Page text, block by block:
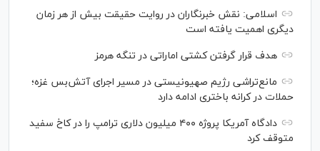
اسلامی: نقش خبرنگاران در روایت حقیقت بیش از هر زمان
دیگری اهمیت یافته است
هدف قرار گرفتن کشتی اماراتی در تنگه هرمز
مانع‌تراشی رژیم صهیونیستی در مسیر اجرای آتش‌بس غزه؛
حملات در کرانه باختری ادامه دارد
دادگاه آمریکا پروژه ۴۰۰ میلیون دلاری ترامپ را در کاخ سفید
متوقف کرد